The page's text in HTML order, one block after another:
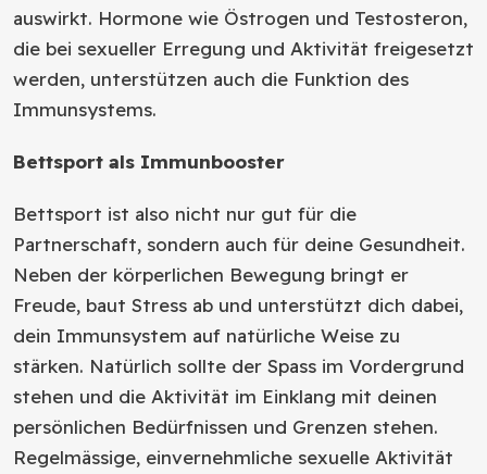
auswirkt. Hormone wie Östrogen und Testosteron,
die bei sexueller Erregung und Aktivität freigesetzt
werden, unterstützen auch die Funktion des
Immunsystems.
Bettsport als Immunbooster
Bettsport ist also nicht nur gut für die
Partnerschaft, sondern auch für deine Gesundheit.
Neben der körperlichen Bewegung bringt er
Freude, baut Stress ab und unterstützt dich dabei,
dein Immunsystem auf natürliche Weise zu
stärken. Natürlich sollte der Spass im Vordergrund
stehen und die Aktivität im Einklang mit deinen
persönlichen Bedürfnissen und Grenzen stehen.
Regelmässige, einvernehmliche sexuelle Aktivität